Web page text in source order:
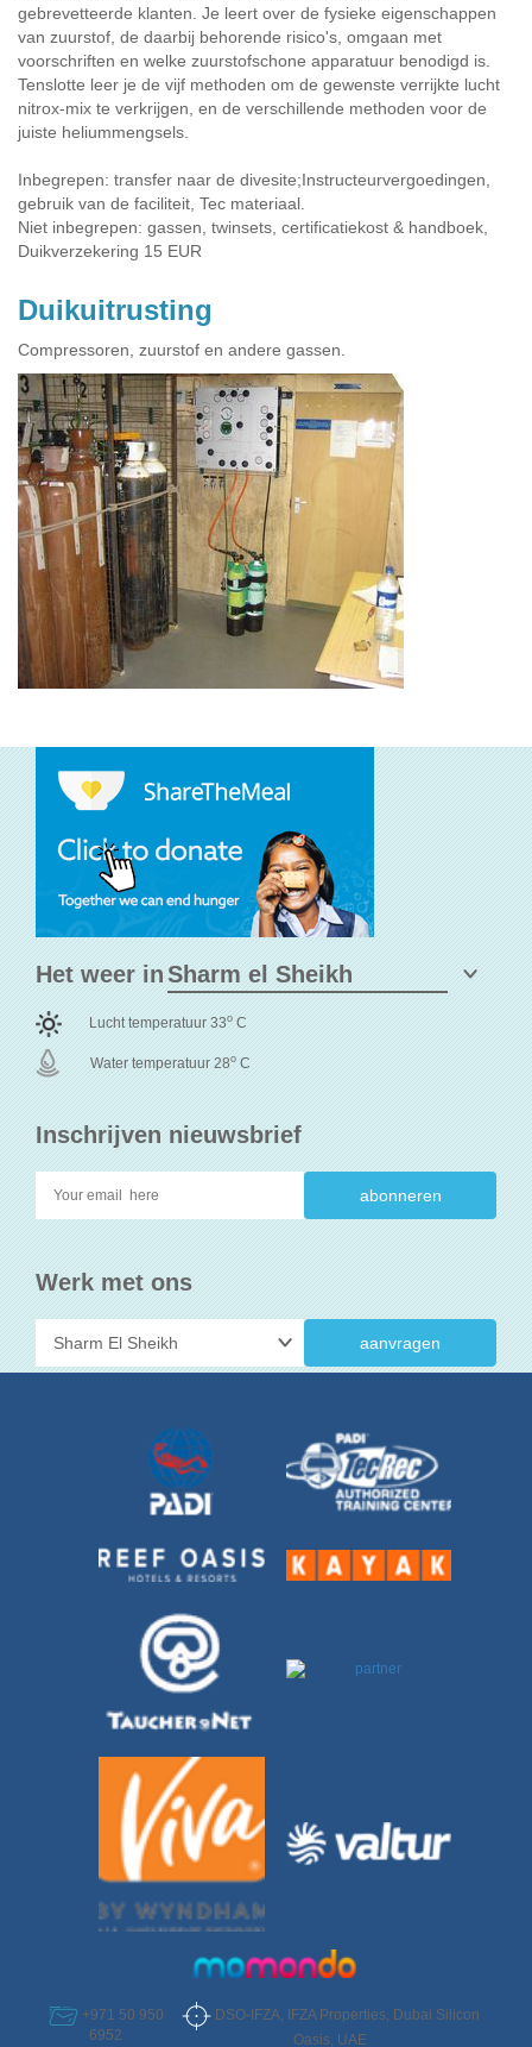
gebrevetteerde klanten. Je leert over de fysieke eigenschappen
van zuurstof, de daarbij behorende risico's, omgaan met
voorschriften en welke zuurstofschone apparatuur benodigd is.
Tenslotte leer je de vijf methoden om de gewenste verrijkte lucht
nitrox-mix te verkrijgen, en de verschillende methoden voor de
juiste heliummengsels.
Inbegrepen: transfer naar de divesite;Instructeurvergoedingen,
gebruik van de faciliteit, Tec materiaal.
Niet inbegrepen: gassen, twinsets, certificatiekost & handboek,
Duikverzekering 15 EUR
Duikuitrusting
Compressoren, zuurstof en andere gassen.
Inschrijven nieuwsbrief
Werk met ons
aanvragen
Het weer in
Lucht temperatuur 33o C
Water temperatuur 28o C
+971 50 950
6952
DSO-IFZA, IFZA Properties, Dubai Silicon
Oasis, UAE